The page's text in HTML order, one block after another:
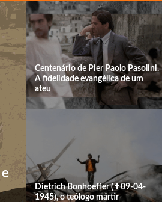
Centenário de Pier Paolo Pasolini.
A fidelidade evangélica de um
ateu
Dietrich Bonhoeffer (✝09-04-
1945), o teólogo mártir